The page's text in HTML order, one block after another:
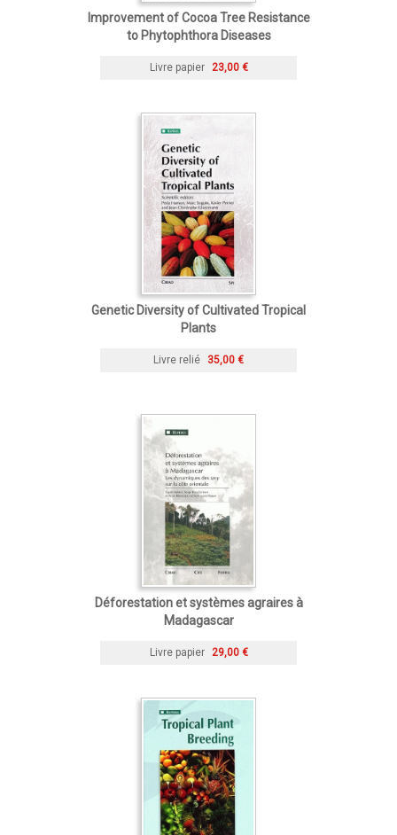
Improvement of Cocoa Tree Resistance
to Phytophthora Diseases
Livre papier 23,00 €
Genetic Diversity of Cultivated Tropical
Plants
Livre relié 35,00 €
Déforestation et systèmes agraires à
Madagascar
Livre papier 29,00 €